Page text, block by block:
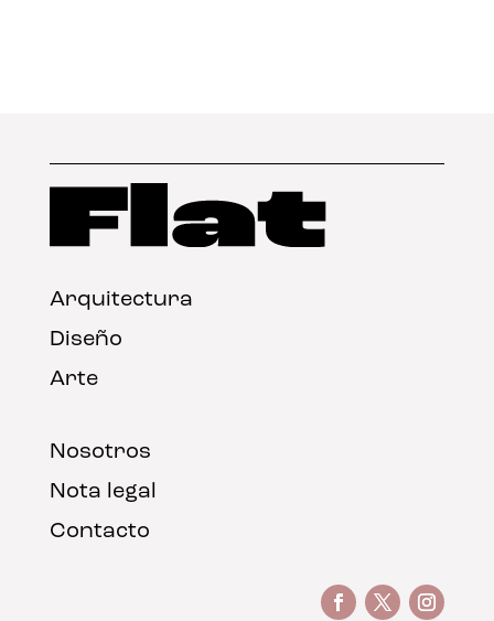
Arquitectura
Diseño
Arte
Nosotros
Nota legal
Contacto